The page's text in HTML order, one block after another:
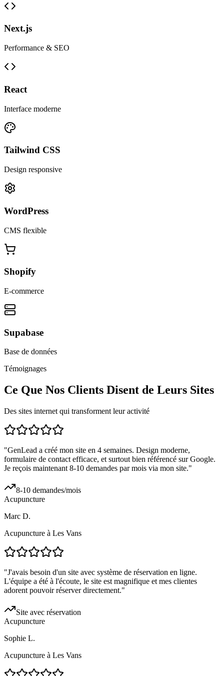
Next.js
Performance & SEO
React
Interface moderne
Tailwind CSS
Design responsive
WordPress
CMS flexible
Shopify
E-commerce
Supabase
Base de données
Témoignages
Ce Que Nos Clients Disent de Leurs Sites
Des sites internet qui transforment leur activité
"GenLead a créé mon site en 4 semaines. Design moderne,
formulaire de contact efficace, et surtout bien référencé sur Google.
Je reçois maintenant 8-10 demandes par mois via mon site."
8-10 demandes/mois
Acupuncture
Marc D.
Acupuncture à Les Vans
"J'avais besoin d'un site avec système de réservation en ligne.
L'équipe a été à l'écoute, le site est magnifique et mes clientes
adorent pouvoir réserver directement."
Site avec réservation
Acupuncture
Sophie L.
Acupuncture à Les Vans